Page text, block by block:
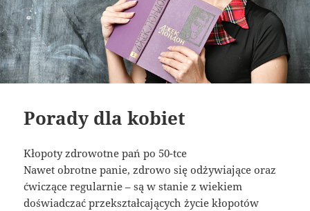
Porady dla kobiet
Kłopoty zdrowotne pań po 50-tce
Nawet obrotne panie, zdrowo się odżywiające oraz
ćwiczące regularnie – są w stanie z wiekiem
doświadczać przekształcających życie kłopotów